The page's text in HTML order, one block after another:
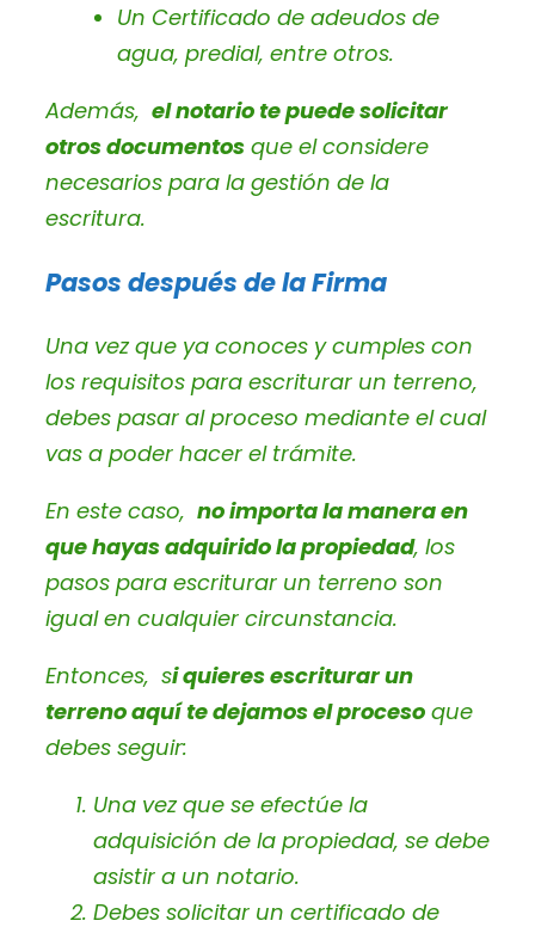
Un Certificado de adeudos de
agua, predial, entre otros.
Además, el notario te puede solicitar
otros documentos que el considere
necesarios para la gestión de la
escritura.
Pasos después de la Firma
Una vez que ya conoces y cumples con
los requisitos para escriturar un terreno,
debes pasar al proceso mediante el cual
vas a poder hacer el trámite.
En este caso, no importa la manera en
que hayas adquirido la propiedad, los
pasos para escriturar un terreno son
igual en cualquier circunstancia.
Entonces, si quieres escriturar un
terreno aquí te dejamos el proceso que
debes seguir:
Una vez que se efectúe la
adquisición de la propiedad, se debe
asistir a un notario.
Debes solicitar un certificado de